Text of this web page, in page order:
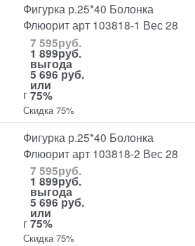
Фигурка р.25*40 Болонка
Флюорит арт 103818-1 Вес 28
г
7 595руб.
1 899руб.
выгода
5 696 руб.
или
75%
Скидка 75%
Фигурка р.25*40 Болонка
Флюорит арт 103818-2 Вес 28
г
7 595руб.
1 899руб.
выгода
5 696 руб.
или
75%
Скидка 75%